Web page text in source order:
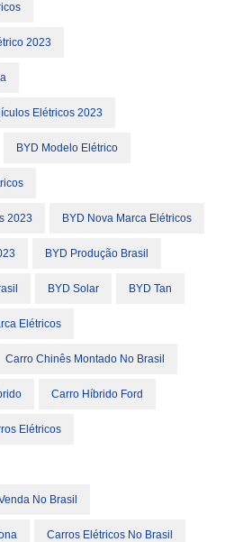
2023
Elétricos 2023
BYD Modelo Elétrico
2023 BYD Nova Marca Elétricos
BYD Produção Brasil
BYD Solar BYD Tan
Elétricos
Carro Chinês Montado No Brasil
Carro Híbrido Ford
Elétricos
No Brasil
Carros Elétricos No Brasil